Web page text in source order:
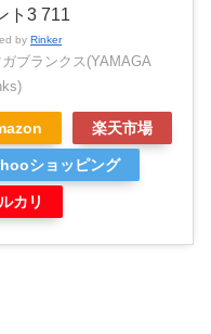
ト3 711
by Rinker
ガブランクス(YAMAGA
楽天市場
ショッピング
カリ